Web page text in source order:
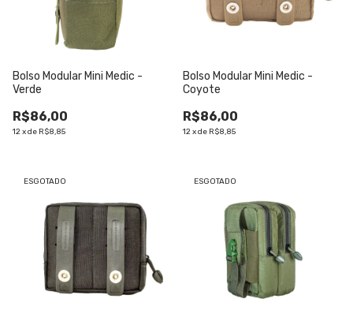
Bolso Modular Mini Medic -
Verde
R$86,00
12xde R$8,85
Bolso Modular Mini Medic -
Coyote
R$86,00
12xde R$8,85
ESGOTADO ESGOTADO